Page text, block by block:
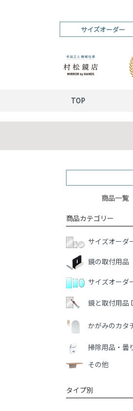
サイズオーダー
TOP
商品一覧
商品カテゴリー
サイズオーダ
鏡の取付用品
サイズオーダ
鏡と取付用品
かがみのカタ
掃除用品・曇
その他
タイプ別